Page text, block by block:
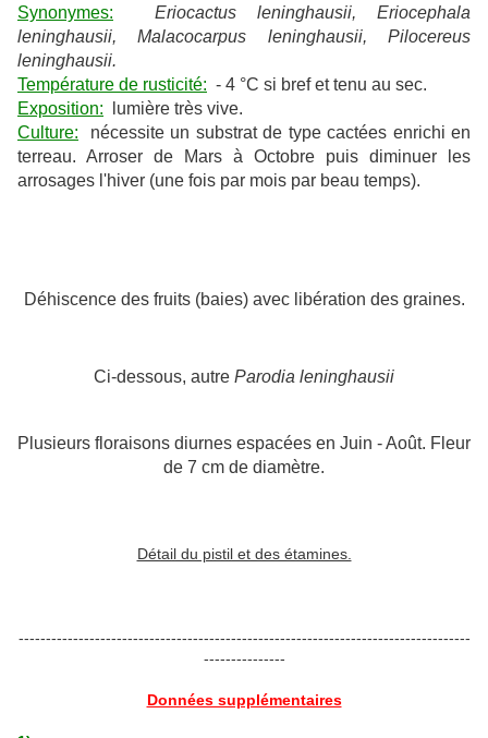
Synonymes:
Eriocactus leninghausii, Eriocephala
leninghausii, Malacocarpus leninghausii,
Pilocereus
leninghausii.
Température de rusticité: - 4 °C si bref et tenu au sec.
Exposition: lumière très vive.
Culture:
nécessite un substrat de type cactées enrichi en
terreau. Arroser de Mars à Octobre puis diminuer les
arrosages l'hiver (une fois par mois par beau temps).
Déhiscence des fruits (baies) avec libération des graines.
Ci-dessous, autre Parodia leninghausii
Plusieurs floraisons diurnes espacées en Juin - Août. Fleur
de 7 cm de diamètre.
Détail du pistil et des étamines.
-----------------------------------------------------------------------------------
---------------
Données supplémentaires